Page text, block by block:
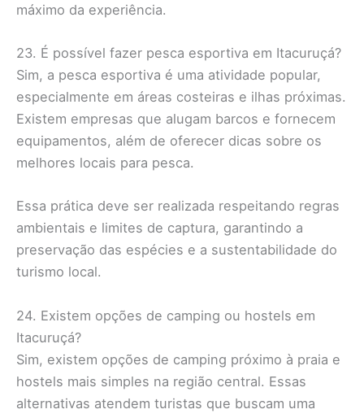
máximo da experiência.
23. É possível fazer pesca esportiva em Itacuruçá?
Sim, a pesca esportiva é uma atividade popular,
especialmente em áreas costeiras e ilhas próximas.
Existem empresas que alugam barcos e fornecem
equipamentos, além de oferecer dicas sobre os
melhores locais para pesca.
Essa prática deve ser realizada respeitando regras
ambientais e limites de captura, garantindo a
preservação das espécies e a sustentabilidade do
turismo local.
24. Existem opções de camping ou hostels em
Itacuruçá?
Sim, existem opções de camping próximo à praia e
hostels mais simples na região central. Essas
alternativas atendem turistas que buscam uma